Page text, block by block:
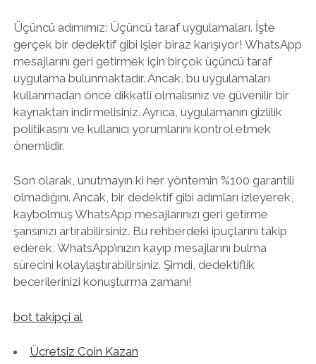
Üçüncü adımımız: Üçüncü taraf uygulamaları. İşte
gerçek bir dedektif gibi işler biraz karışıyor! WhatsApp
mesajlarını geri getirmek için birçok üçüncü taraf
uygulama bulunmaktadır. Ancak, bu uygulamaları
kullanmadan önce dikkatli olmalısınız ve güvenilir bir
kaynaktan indirmelisiniz. Ayrıca, uygulamanın gizlilik
politikasını ve kullanıcı yorumlarını kontrol etmek
önemlidir.
Son olarak, unutmayın ki her yöntemin %100 garantili
olmadığını. Ancak, bir dedektif gibi adımları izleyerek,
kaybolmuş WhatsApp mesajlarınızı geri getirme
şansınızı artırabilirsiniz. Bu rehberdeki ipuçlarını takip
ederek, WhatsApp’ınızın kayıp mesajlarını bulma
sürecini kolaylaştırabilirsiniz. Şimdi, dedektiflik
becerilerinizi konuşturma zamanı!
bot takipçi al
Ücretsiz Coin Kazan